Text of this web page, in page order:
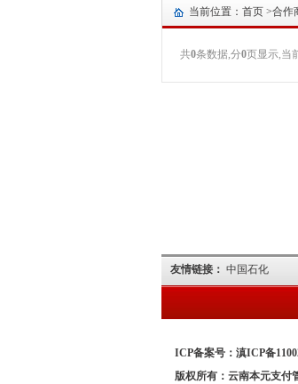
当前位置：首页 >合作
共0条数据,分0页显示,当
友情链接： 中国石化
ICP备案号：滇ICP备
版权所有：云南本元支付